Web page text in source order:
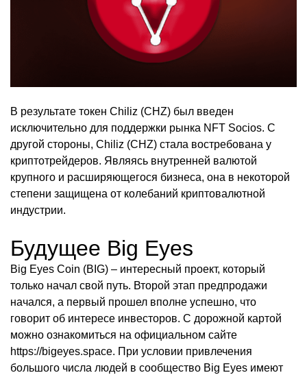
В результате токен Chiliz (CHZ) был введен
исключительно для поддержки рынка NFT Socios. С
другой стороны, Chiliz (CHZ) стала востребована у
криптотрейдеров. Являясь внутренней валютой
крупного и расширяющегося бизнеса, она в некоторой
степени защищена от колебаний криптовалютной
индустрии.
Будущее Big Eyes
Big Eyes Coin (BIG) – интересный проект, который
только начал свой путь. Второй этап предпродажи
начался, а первый прошел вполне успешно, что
говорит об интересе инвесторов. С дорожной картой
можно ознакомиться на официальном сайте
https://bigeyes.space. При условии привлечения
большого числа людей в сообщество Big Eyes имеют